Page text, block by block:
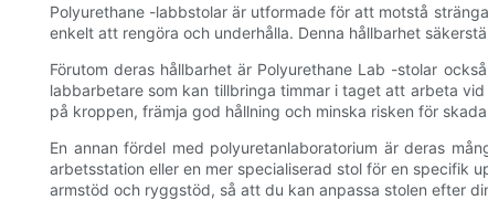
Polyurethane -labbstolar är utformade för att motstå
enkelt att rengöra och underhålla. Denna hållbarhet
Förutom deras hållbarhet är Polyurethane Lab -stolar
labbarbetare som kan tillbringa timmar i taget att arbeta
på kroppen, främja god hållning och minska risken för
En annan fördel med polyuretanlaboratorium är deras
arbetsstation eller en mer specialiserad stol för en specifik
armstöd och ryggstöd, så att du kan anpassa stolen efter